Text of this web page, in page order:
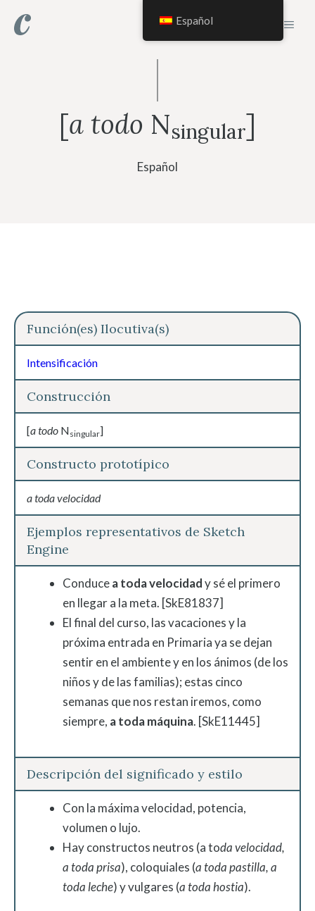
[a todo Nsingular]
Español
Función(es) Ilocutiva(s)
Intensificación
Construcción
[a todo Nsingular]
Constructo prototípico
a toda velocidad
Ejemplos representativos de Sketch
Engine
Conducea toda velocidady sé el primero
en llegar a la meta. [SkE81837]
El final del curso, las vacaciones y la
próxima entrada en Primaria ya se dejan
sentir en el ambiente y en los ánimos (de los
niños y de las familias); estas cinco
semanas que nos restan iremos, como
siempre, a todamáquina. [SkE11445]
Descripción del significado y estilo
Con la máxima velocidad, potencia,
volumen o lujo.
Hay constructos neutros (a toda velocidad,
a toda prisa), coloquiales (a toda pastilla, a
toda leche) y vulgares (a toda hostia).
Español